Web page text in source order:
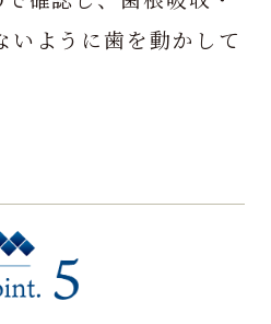
いように歯を動かして